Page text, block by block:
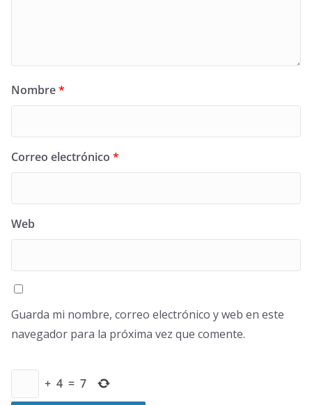
Nombre*
Correo electrónico *
Web
Guarda mi nombre, correo electrónico y web en este
navegador para la próxima vez que comente.
+ 4 = 7